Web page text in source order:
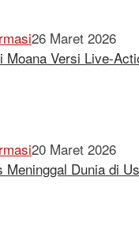
26 Maret 2026
Moana Versi Live-
20 Maret 2026
Dunia di